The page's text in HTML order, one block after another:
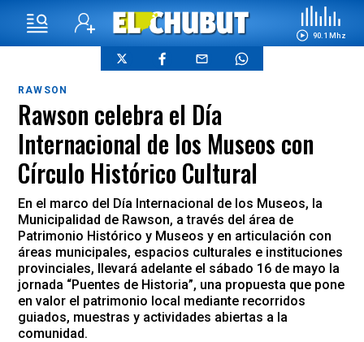
90.1 Mhz
RAWSON
Rawson celebra el Día
Internacional de los Museos con
Círculo Histórico Cultural
En el marco del Día Internacional de los Museos, la
Municipalidad de Rawson, a través del área de
Patrimonio Histórico y Museos y en articulación con
áreas municipales, espacios culturales e instituciones
provinciales, llevará adelante el sábado 16 de mayo la
jornada “Puentes de Historia”, una propuesta que pone
en valor el patrimonio local mediante recorridos
guiados, muestras y actividades abiertas a la
comunidad.